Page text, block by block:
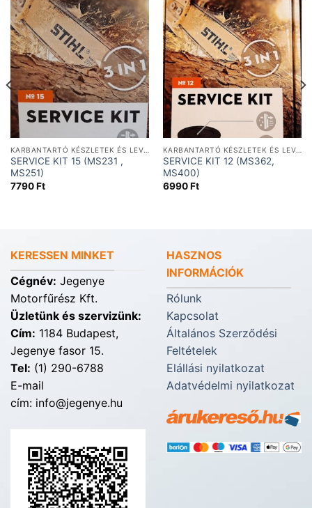
SERVICE KIT 15 (MS231 ,
MS251)
7790Ft
SERVICE KIT 12 (MS362,
MS400)
6990Ft
KERESSEN MINKET
Cégnév: Jegenye
Motorfűrész Kft.
Üzletünk és szervizünk:
Cím: 1184 Budapest,
Jegenye fasor 15.
Tel: (1) 290-6788
E-mail
cím: info@jegenye.hu
HASZNOS
INFORMÁCIÓK
Rólunk
Kapcsolat
Általános Szerződési
Feltételek
Elállási nyilatkozat
Adatvédelmi nyilatkozat